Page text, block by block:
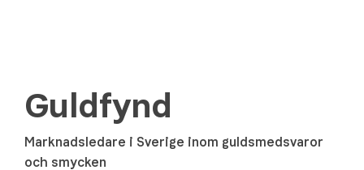
Guldfynd
Marknadsledare i Sverige inom guldsmedsvaror
och smycken